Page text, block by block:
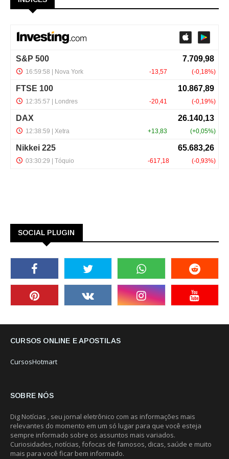
SOCIAL PLUGIN
CURSOS ONLINE E APOSTILAS
CursosHotmart
SOBRE NÓS
Dig Notícias , seu jornal eletrônico com as informações mais
relevantes do momento em um só lugar para que você esteja
sempre informado sobre os assuntos mais variados.
Curiosidades, notícias, fofocas de famosos, dicas, saúde e muito
mais para você ficar bem informado.